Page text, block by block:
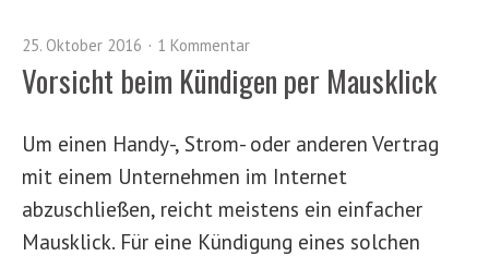
25. Oktober 2016 1 Kommentar
Vorsicht beim Kündigen per Mausklick
Um einen Handy-, Strom- oder anderen Vertrag
mit einem Unternehmen im Internet
abzuschließen, reicht meistens ein einfacher
Mausklick. Für eine Kündigung eines solchen